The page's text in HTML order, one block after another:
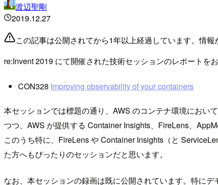
渡辺聖剛
2019.12.27
この記事は公開されてから1年以上経過しています。情
re:Invent 2019 にて開催された技術セッションのレポートを
CON328 Improving observability of your containers
本セッションでは標題の通り、AWS のコンテナ環境におい
つつ、AWS が提供する Container Insights、FireLens、
このうち特に、FireLens や Container Insights（と
た方へもぴったりのセッションだと思います。
なお、本セッションの録画は既に公開されています。特に